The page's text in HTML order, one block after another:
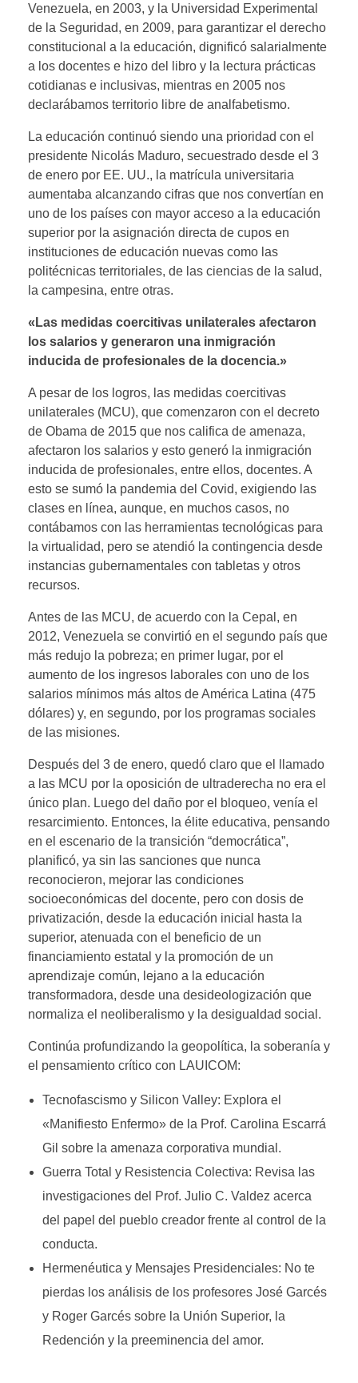
Venezuela, en 2003, y la Universidad Experimental
de la Seguridad, en 2009, para garantizar el derecho
constitucional a la educación, dignificó salarialmente
a los docentes e hizo del libro y la lectura prácticas
cotidianas e inclusivas, mientras en 2005 nos
declarábamos territorio libre de analfabetismo.
La educación continuó siendo una prioridad con el
presidente Nicolás Maduro, secuestrado desde el 3
de enero por EE. UU., la matrícula universitaria
aumentaba alcanzando cifras que nos convertían en
uno de los países con mayor acceso a la educación
superior por la asignación directa de cupos en
instituciones de educación nuevas como las
politécnicas territoriales, de las ciencias de la salud,
la campesina, entre otras.
«Las medidas coercitivas unilaterales afectaron
los salarios y generaron una inmigración
inducida de profesionales de la docencia.»
A pesar de los logros, las medidas coercitivas
unilaterales (MCU), que comenzaron con el decreto
de Obama de 2015 que nos califica de amenaza,
afectaron los salarios y esto generó la inmigración
inducida de profesionales, entre ellos, docentes. A
esto se sumó la pandemia del Covid, exigiendo las
clases en línea, aunque, en muchos casos, no
contábamos con las herramientas tecnológicas para
la virtualidad, pero se atendió la contingencia desde
instancias gubernamentales con tabletas y otros
recursos.
Antes de las MCU, de acuerdo con la Cepal, en
2012, Venezuela se convirtió en el segundo país que
más redujo la pobreza; en primer lugar, por el
aumento de los ingresos laborales con uno de los
salarios mínimos más altos de América Latina (475
dólares) y, en segundo, por los programas sociales
de las misiones.
Después del 3 de enero, quedó claro que el llamado
a las MCU por la oposición de ultraderecha no era el
único plan. Luego del daño por el bloqueo, venía el
resarcimiento. Entonces, la élite educativa, pensando
en el escenario de la transición “democrática”,
planificó, ya sin las sanciones que nunca
reconocieron, mejorar las condiciones
socioeconómicas del docente, pero con dosis de
privatización, desde la educación inicial hasta la
superior, atenuada con el beneficio de un
financiamiento estatal y la promoción de un
aprendizaje común, lejano a la educación
transformadora, desde una desideologización que
normaliza el neoliberalismo y la desigualdad social.
Continúa profundizando la geopolítica, la soberanía y
el pensamiento crítico con LAUICOM:
Tecnofascismo y Silicon Valley: Explora el
«Manifiesto Enfermo» de la Prof. Carolina Escarrá
Gil sobre la amenaza corporativa mundial.
Guerra Total y Resistencia Colectiva: Revisa las
investigaciones del Prof. Julio C. Valdez acerca
del papel del pueblo creador frente al control de la
conducta.
Hermenéutica y Mensajes Presidenciales: No te
pierdas los análisis de los profesores José Garcés
y Roger Garcés sobre la Unión Superior, la
Redención y la preeminencia del amor.